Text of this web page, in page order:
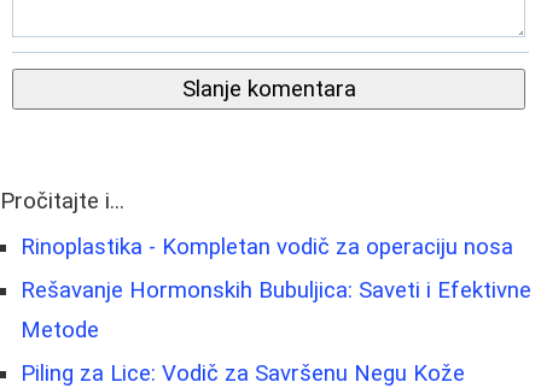
Slanje komentara
Pročitajte i...
Rinoplastika - Kompletan vodič za operaciju nosa
Rešavanje Hormonskih Bubuljica: Saveti i Efektivne
Metode
Piling za Lice: Vodič za Savršenu Negu Kože